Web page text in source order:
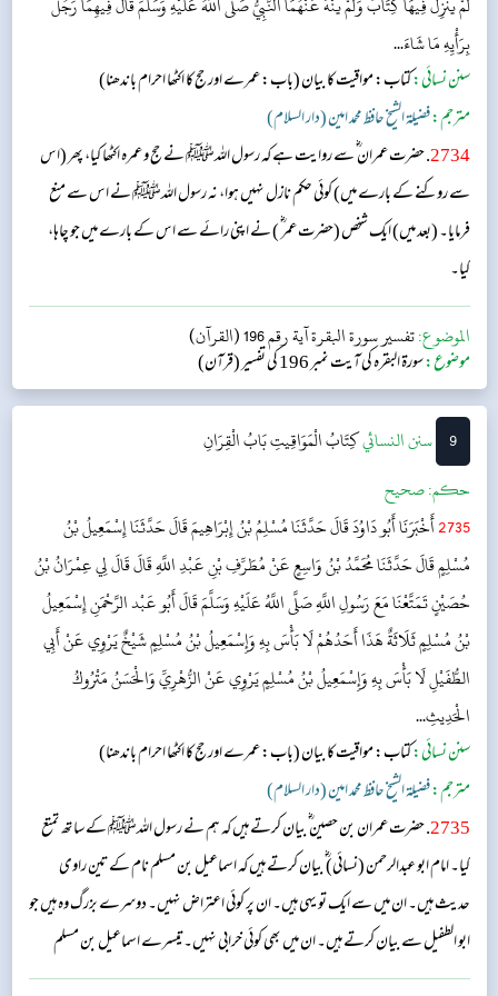
بِرَأْيِهِ مَا شَاءَ...
سنن نسائی:کتاب: مواقیت کا بیان(باب: عمرے اور حج کا اکٹھا احرام باندھنا)
مترجم:فضیلۃ الشیخ حافظ محمد امین (دار السلام)
2734. حضرت عمران ؓ سے روایت ہے کہ رسول اللہﷺ نے حج و عمرہ اکٹھا کیا، پھر (اس
سے روکنے کے بارے میں) کوئی حکم نازل نہیں ہوا، نہ رسول اللہﷺ نے اس سے منع
فرمایا۔ (بعد میں) ایک شخص (حضرت عمر ؓ ) نے اپنی رائے سے اس کے بارے میں جو چاہا،
کیا۔
الموضوع:تفسير سورة البقرة آية رقم 196 (القرآن)
موضوع:سورۃ البقرہ کی آیت نمبر 196 کی تفسیر (قرآن)
9 ‌سنن النسائيکِتَابُ الْمَوَاقِيتِبَابُ الْقِرَانِ
حکم:صحیح
2735أَخْبَرَنَا أَبُو دَاوُدَ قَالَ حَدَّثَنَا مُسْلِمُ بْنُ إِبْرَاهِيمَ قَالَ حَدَّثَنَا إِسْمَعِيلُ بْنُ
مُسْلِمٍ قَالَ حَدَّثَنَا مُحَمَّدُ بْنُ وَاسِعٍ عَنْ مُطَرِّفِ بْنِ عَبْدِ اللَّهِ قَالَ قَالَ لِي عِمْرَانُ بْنُ
حُصَيْنٍ تَمَتَّعْنَا مَعَ رَسُولِ اللَّهِ صَلَّى اللَّهُ عَلَيْهِ وَسَلَّمَ قَالَ أَبُو عَبْد الرَّحْمَنِ إِسْمَعِيلُ
بْنُ مُسْلِمٍ ثَلَاثَةٌ هَذَا أَحَدُهُمْ لَا بَأْسَ بِهِ وَإِسْمَعِيلُ بْنُ مُسْلِمٍ شَيْخٌ يَرْوِي عَنْ أَبِي
الطُّفَيْلِ لَا بَأْسَ بِهِ وَإِسْمَعِيلُ بْنُ مُسْلِمٍ يَرْوِي عَنْ الزُّهْرِيِّ وَالْحَسَنُ مَتْرُوكُ
الْحَدِيثِ...
سنن نسائی:کتاب: مواقیت کا بیان(باب: عمرے اور حج کا اکٹھا احرام باندھنا)
مترجم:فضیلۃ الشیخ حافظ محمد امین (دار السلام)
2735. حضرت عمران بن حصین ؓ بیان کرتے ہیں کہ ہم نے رسول اللہﷺ کے ساتھ تمتع
کیا۔ امام ابو عبدالرحمن (نسائی) ؓ بیان کرتے ہیں کہ اسماعیل بن مسلم نام کے تین راوی
حدیث ہیں۔ ان میں سے ایک تو یہی ہیں۔ ان پر کوئی اعتراض نہیں۔ دوسرے بزرگ وہ ہیں جو
ابو الطفیل سے بیان کرتے ہیں۔ ان میں بھی کوئی خرابی نہیں۔ تیسرے اسماعیل بن مسلم
حضرت زہری اور حضرت حسن سے بیان کرتے ہیں۔ وہ محدثین کے نزدیک متروک الحدیث